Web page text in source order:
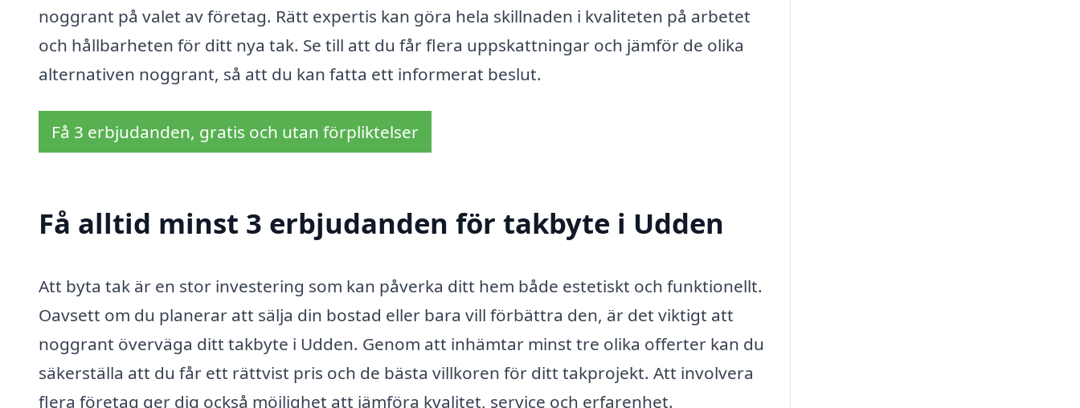
noggrant på valet av företag. Rätt expertis kan göra hela skillnaden i kvaliteten på arbetet
och hållbarheten för ditt nya tak. Se till att du får flera uppskattningar och jämför de olika
alternativen noggrant, så att du kan fatta ett informerat beslut.
Få 3 erbjudanden, gratis och utan förpliktelser
Få alltid minst 3 erbjudanden för takbyte i Udden
Att byta tak är en stor investering som kan påverka ditt hem både estetiskt och funktionellt.
Oavsett om du planerar att sälja din bostad eller bara vill förbättra den, är det viktigt att
noggrant överväga ditt takbyte i Udden. Genom att inhämtar minst tre olika offerter kan du
säkerställa att du får ett rättvist pris och de bästa villkoren för ditt takprojekt. Att involvera
flera företag ger dig också möjlighet att jämföra kvalitet, service och erfarenhet.